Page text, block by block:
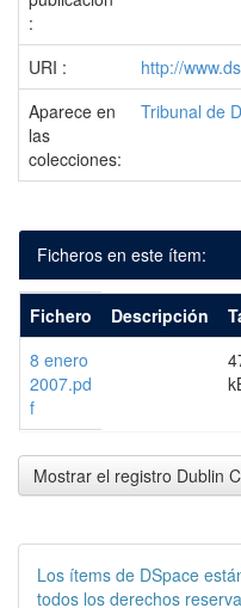
:
URI :
http://
Aparece en
las
colecciones:
Tribunal de
Ficheros en este ítem:
Fichero Descripción
8 enero
2007.pd
f
Mostrar el registro Dublin
Los ítems de DSpace
todos los derechos